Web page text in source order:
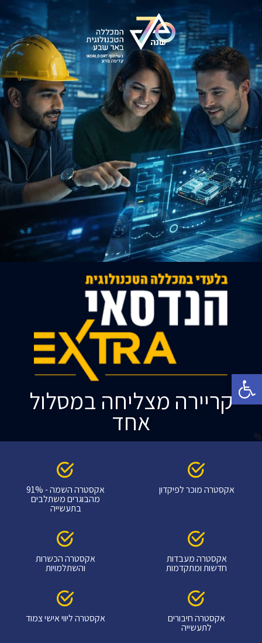
פתח סרגל נגישות
content
קריירה מצליחה במסלול
אחד %
אקסטרה מוכר לפיקדון אקסטרה השמה - 91%
מהבוגרים משתלבים
בתעשייה
אקסטרה מעבדות
חדשות ומתקדמות
אקסטרה הכשרות
והשתלמויות
אקסטרה חיבורים
לתעשייה
אקסטרה ליווי אישי צמוד